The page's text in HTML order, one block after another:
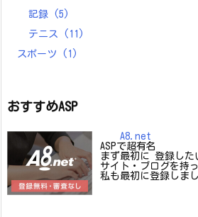
記録
(5)
テニス
(11)
スポーツ
(1)
おすすめASP
A8.net
ASPで超有名
まず最初に 登録した
サイト・ブログを持
私も最初に登録しま